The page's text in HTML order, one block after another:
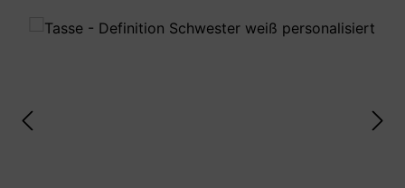
Bildergalerie überspringen